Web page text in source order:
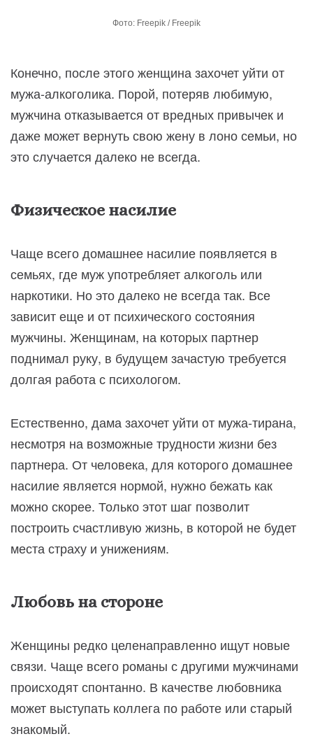
Фото: Freepik / Freepik
Конечно, после этого женщина захочет уйти от
мужа-алкоголика. Порой, потеряв любимую,
мужчина отказывается от вредных привычек и
даже может вернуть свою жену в лоно семьи, но
это случается далеко не всегда.
Физическое насилие
Чаще всего домашнее насилие появляется в
семьях, где муж употребляет алкоголь или
наркотики. Но это далеко не всегда так. Все
зависит еще и от психического состояния
мужчины. Женщинам, на которых партнер
поднимал руку, в будущем зачастую требуется
долгая работа с психологом.
Естественно, дама захочет уйти от мужа-тирана,
несмотря на возможные трудности жизни без
партнера. От человека, для которого домашнее
насилие является нормой, нужно бежать как
можно скорее. Только этот шаг позволит
построить счастливую жизнь, в которой не будет
места страху и унижениям.
Любовь на стороне
Женщины редко целенаправленно ищут новые
связи. Чаще всего романы с другими мужчинами
происходят спонтанно. В качестве любовника
может выступать коллега по работе или старый
знакомый.